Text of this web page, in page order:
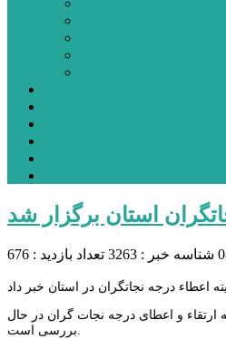
استان برگزار شد
شناسه خبر : 3263 تعداد بازدید : 676
استان در دهمین کمیته ارتقاء و اعطای درجه نجات گران در حال
بررسی است.